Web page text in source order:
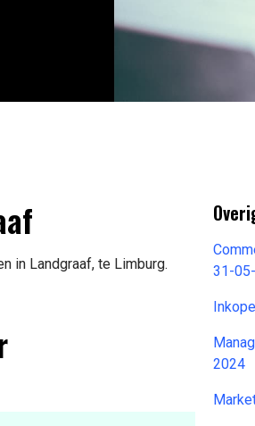
in Landgraaf, te Limburg.
31-
2024